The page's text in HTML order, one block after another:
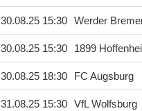
30.08.25 15:30 Werder
30.08.25 15:30 1899
30.08.25 18:30 FC Augsburg
31.08.25 15:30 VfL Wolfsburg